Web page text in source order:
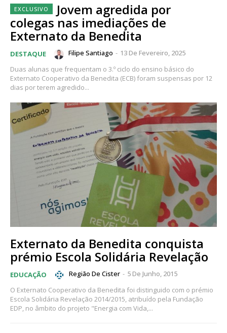
Jovem agredida por
colegas nas imediações de
Externato da Benedita
DESTAQUE Filipe Santiago - 13 De Fevereiro, 2025
Duas alunas que frequentam o 3.º ciclo do ensino básico do
Externato Cooperativo da Benedita (ECB) foram suspensas por 12
dias por terem agredido...
Externato da Benedita conquista
prémio Escola Solidária Revelação
EDUCAÇÃO Região De Cister - 5 De Junho, 2015
O Externato Cooperativo da Benedita foi distinguido com o prémio
Escola Solidária Revelação 2014/2015, atribuído pela Fundação
EDP, no âmbito do projeto "Energia com Vida,...